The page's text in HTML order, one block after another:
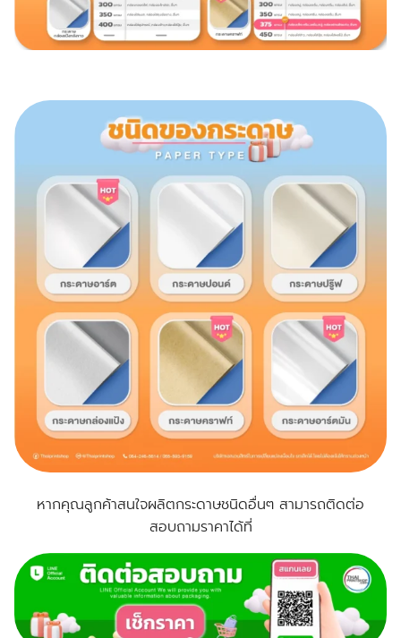
หากคุณลูกค้าสนใจผลิตกระดาษชนิดอื่นๆ สามารถติดต่อ
สอบถามราคาได้ที่